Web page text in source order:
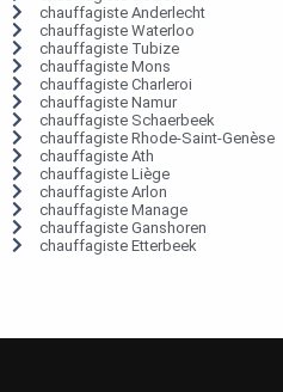
chauffagiste Anderlecht
chauffagiste Waterloo
chauffagiste Tubize
chauffagiste Mons
chauffagiste Charleroi
chauffagiste Namur
chauffagiste Schaerbeek
chauffagiste Rhode-Saint-Genèse
chauffagiste Ath
chauffagiste Liège
chauffagiste Arlon
chauffagiste Manage
chauffagiste Ganshoren
chauffagiste Etterbeek